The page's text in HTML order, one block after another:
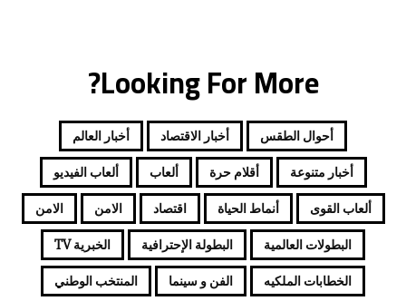
Looking For More?
أحوال الطقس أخبار الاقتصاد أخبار العالم
أخبار متنوعة أقلام حرة ألعاب ألعاب الفيديو
ألعاب القوى أنماط الحياة اقتصاد الامن الامن
البطولات العالمية البطولة الإحترافية الخبرية TV
الخطابات الملكيه الفن و سينما المنتخب الوطني